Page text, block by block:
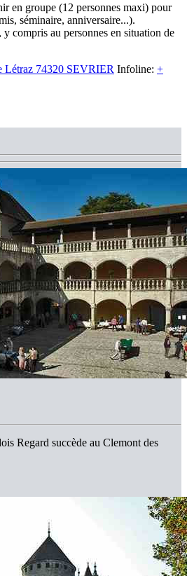
en groupe (12 personnes maxi) pour
séminaire, anniversaire...).
compris au personnes en situation de
Létraz 74320 SEVRIER Infoline: +
Regard succède au Clemont des